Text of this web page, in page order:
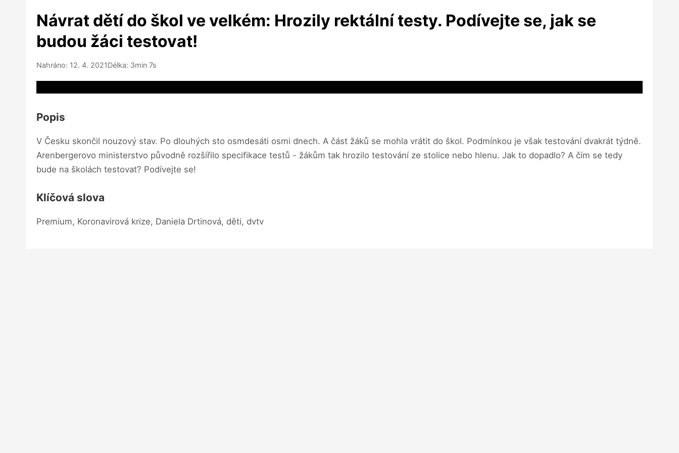
Návrat dětí do škol ve velkém: Hrozily rektální testy. Podívejte se, jak se
budou žáci testovat!
Nahráno: 12. 4. 2021Délka: 3min 7s
Popis
V Česku skončil nouzový stav. Po dlouhých sto osmdesáti osmi dnech. A část žáků se mohla vrátit do škol. Podmínkou je však testování dvakrát týdně.
Arenbergerovo ministerstvo původně rozšířilo specifikace testů - žákům tak hrozilo testování ze stolice nebo hlenu. Jak to dopadlo? A čím se tedy
bude na školách testovat? Podívejte se!
Klíčová slova
Premium, Koronavirová krize, Daniela Drtinová, děti, dvtv